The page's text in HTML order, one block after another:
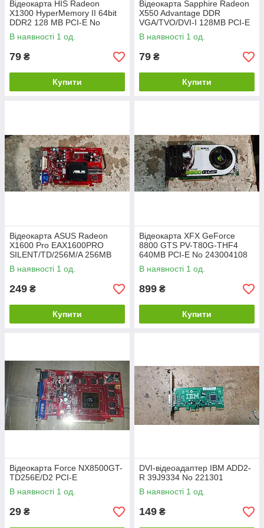
Відеокарта HIS Radeon
X1300 HyperMemory II 64bit
DDR2 128 MB PCI-E No
НР240104208
В наявності 1 од.
79 ₴
Купити
Відеокарта Sapphire Radeon
X550 Advantage DDR
VGA/TVO/DVI-I 128MB PCI-E
No НР240104209
В наявності 1 од.
79 ₴
Купити
Відеокарта ASUS Radeon
X1600 Pro EAX1600PRO
SILENT/TD/256M/A 256MB
PCI-E No 243004103
В наявності 1 од.
249 ₴
Купити
Відеокарта XFX GeForce
8800 GTS PV-T80G-THF4
640MB PCI-E No 243004108
В наявності 1 од.
899 ₴
Купити
Відеокарта Force NX8500GT-
TD256E/D2 PCI-E
В наявності 1 од.
29 ₴
DVI-відеоадаптер IBM ADD2-
R 39J9334 No 221301
В наявності 1 од.
149 ₴